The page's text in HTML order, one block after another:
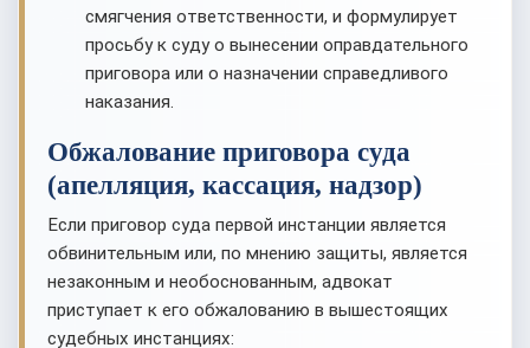
смягчения ответственности, и формулирует
просьбу к суду о вынесении оправдательного
приговора или о назначении справедливого
наказания.
Обжалование приговора суда
(апелляция, кассация, надзор)
Если приговор суда первой инстанции является
обвинительным или, по мнению защиты, является
незаконным и необоснованным, адвокат
приступает к его обжалованию в вышестоящих
судебных инстанциях: